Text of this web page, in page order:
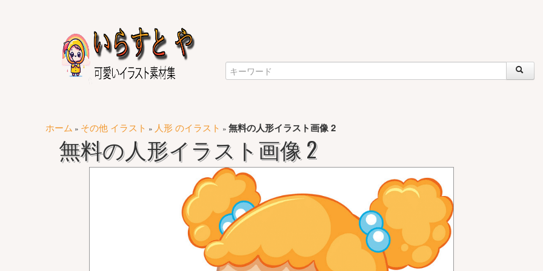
ホーム » その他 イラスト » 人形 のイラスト » 無料の人形イラスト画像 2
無料の人形イラスト画像 2